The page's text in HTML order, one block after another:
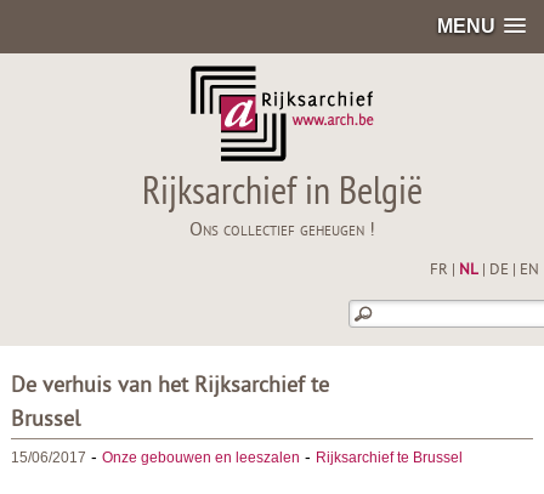
MENU
Rijksarchief in België
Ons collectief geheugen !
FR NL| DE EN
De verhuis van het Rijksarchief te
Brussel
15/06/2017 - Onze gebouwen en leeszalen - Rijksarchief te Brussel